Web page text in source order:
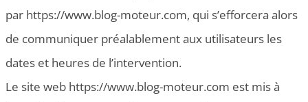
par https://www.blog-moteur.com, qui s’efforcera alors
de communiquer préalablement aux utilisateurs les
dates et heures de l’intervention.
Le site web https://www.blog-moteur.com est mis à